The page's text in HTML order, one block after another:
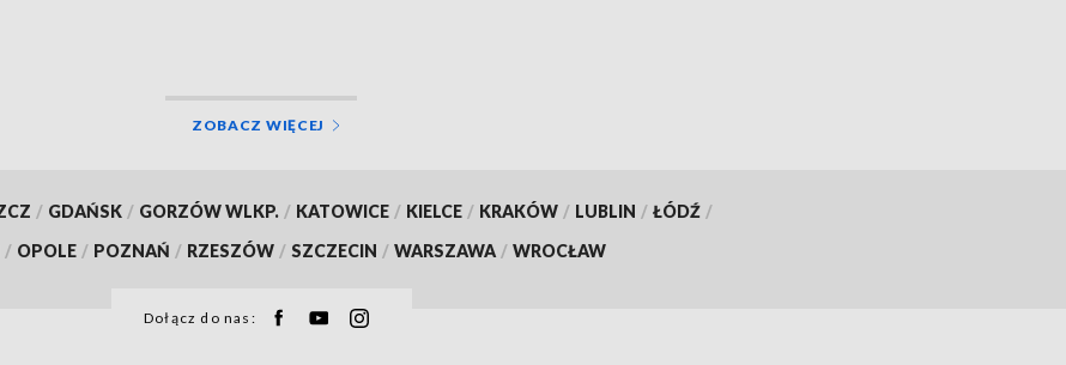
ZOBACZ WIĘCEJ
/ GDAŃSK / GORZÓW WLKP. / KATOWICE / KIELCE / KRAKÓW / LUBLIN / ŁÓDŹ /
/ OPOLE / POZNAŃ / RZESZÓW / SZCZECIN / WARSZAWA / WROCŁAW
Dołącz do nas: